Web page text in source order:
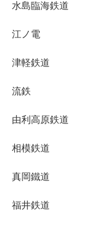
水島臨海鉄道
江ノ電
津軽鉄道
流鉄
由利高原鉄道
相模鉄道
真岡鐵道
福井鉄道